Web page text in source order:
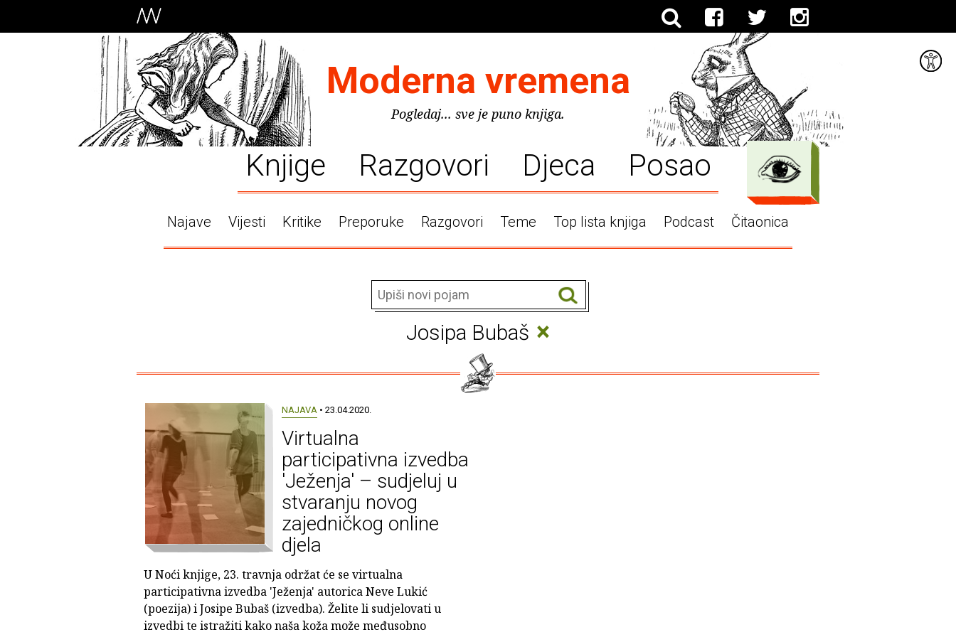
Moderna vremena
Pogledaj... sve je puno knjiga.
Knjige Razgovori Djeca Posao
Najave Vijesti Kritike Preporuke Razgovori Teme Top lista knjiga Podcast Čitaonica
Josipa Bubaš ×
NAJAVA • 23.04.2020.
Virtualna
participativna izvedba
'Ježenja' – sudjeluj u
stvaranju novog
zajedničkog online
djela
U Noći knjige, 23. travnja održat će se virtualna
participativna izvedba 'Ježenja' autorica Neve Lukić
(poezija) i Josipe Bubaš (izvedba). Želite li sudjelovati u
izvedbi te istražiti kako naša koža može međusobno